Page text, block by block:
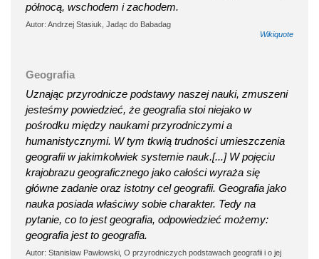
północą, wschodem i zachodem.
Autor: Andrzej Stasiuk, Jadąc do Babadag
Wikiquote
Geografia
Uznając przyrodnicze podstawy naszej nauki, zmuszeni
jesteśmy powiedzieć, że geografia stoi niejako w
pośrodku między naukami przyrodniczymi a
humanistycznymi. W tym tkwią trudności umieszczenia
geografii w jakimkolwiek systemie nauk.[...] W pojęciu
krajobrazu geograficznego jako całości wyraża się
główne zadanie oraz istotny cel geografii. Geografia jako
nauka posiada właściwy sobie charakter. Tedy na
pytanie, co to jest geografia, odpowiedzieć możemy:
geografia jest to geografia.
Autor: Stanisław Pawłowski, O przyrodniczych podstawach geografii i o jej